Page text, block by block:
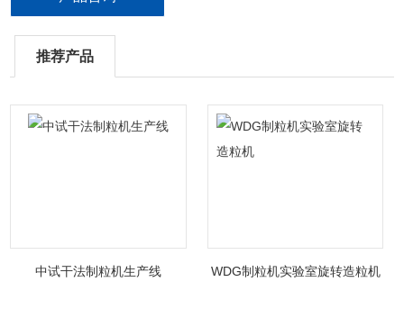
推荐产品
中试干法制粒机生产线 WDG制粒机实验室旋转造粒机